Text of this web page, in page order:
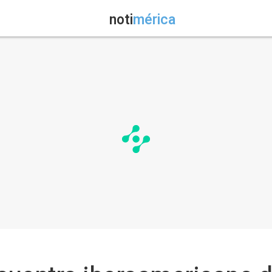
notimérica